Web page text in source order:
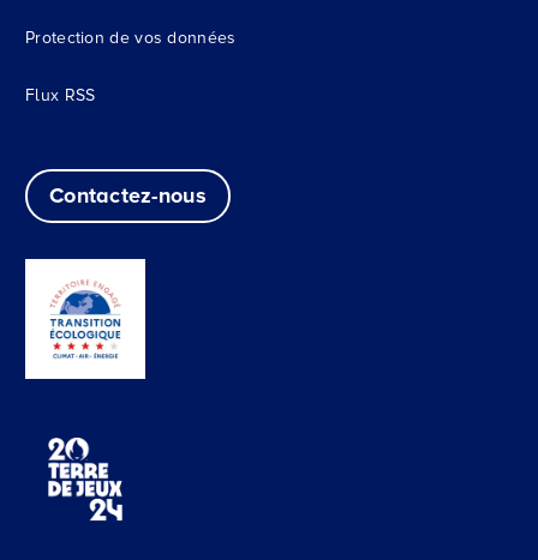
Protection de vos données
Flux RSS
Contactez-nous